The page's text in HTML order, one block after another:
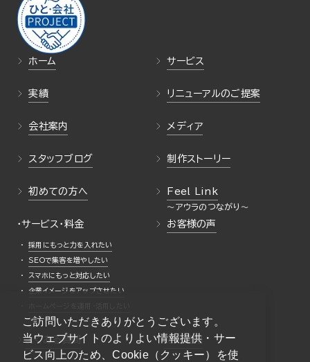
ご訪問いただきありがとうございます。
当ウェブサイトのよりよい情報提供・サー
ビス向上のため、Cookie（クッキー）を使
ホーム サービス
実績 リニューアルのご提案
会社案内 メディア
スタッフブログ 制作ストーリー
初めての方へ Feel Link
・サービス・料金
採用にもっと力を入れたい
SEOで集客を増やしたい
スマホにもっと対応したい
企業イメージをアップさせたい
お客様の声
よくある質問 採用情報